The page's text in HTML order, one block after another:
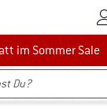
im Sommer Sale
im Sommer